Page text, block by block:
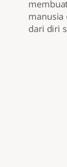
manusia
dari diri